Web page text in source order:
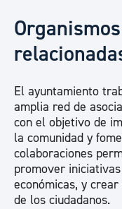
El ayuntamiento
amplia red de
con el objetivo de
la comunidad y
colaboraciones
promover
económicas, y
de los ciudadanos.